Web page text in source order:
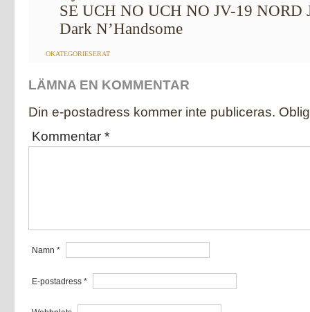
SE UCH NO UCH NO JV-19 NORD
Dark N’Handsome
OKATEGORIESERAT
LÄMNA EN KOMMENTAR
Din e-postadress kommer inte publiceras.
Kommentar *
Namn *
E-postadress *